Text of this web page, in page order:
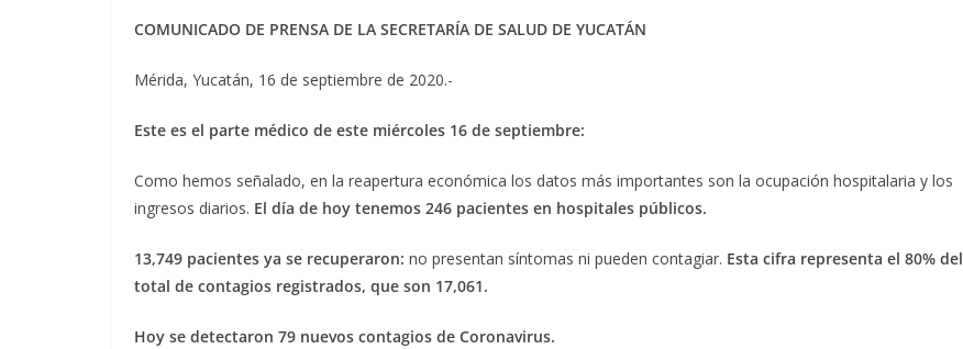
COMUNICADO DE PRENSA DE LA SECRETARÍA DE SALUD DE YUCATÁN
Mérida, Yucatán, 16 de septiembre de 2020.-
Este es el parte médico de este miércoles 16 de septiembre:
Como hemos señalado, en la reapertura económica los datos más importantes son la ocupación hospitalaria y los
ingresos diarios. El día de hoy tenemos 246 pacientes en hospitales públicos.
13,749 pacientes ya se recuperaron: no presentan síntomas ni pueden contagiar. Esta cifra representa el 80% del
total de contagios registrados, que son 17,061.
Hoy se detectaron 79 nuevos contagios de Coronavirus.